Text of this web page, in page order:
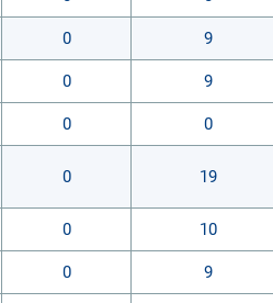
0 9
0 9
0 0
0 19
0 10
0 9